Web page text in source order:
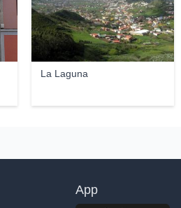
La Laguna
App